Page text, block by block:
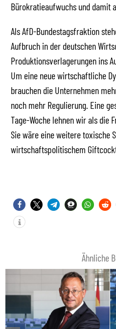
Bürokratieaufwuchs und damit
Als AfD-Bundestagsfraktion
Aufbruch in der deutschen
Produktionsverlagerungen ins
Um eine neue wirtschaftliche
brauchen die Unternehmen
noch mehr Regulierung. Eine
Tage-Woche lehnen wir als die
Sie wäre eine weitere toxische
wirtschaftspolitischem
Ähnliche